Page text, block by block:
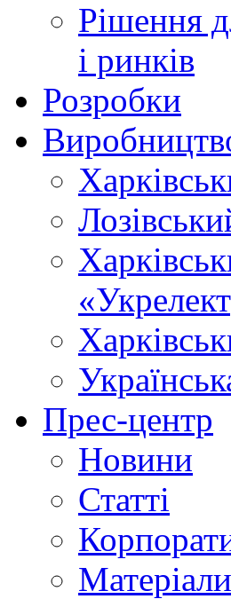
Рішення
і ринків
Розробки
Прес-центр
Новини
Статті